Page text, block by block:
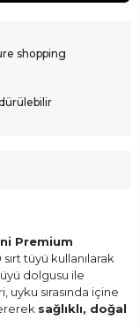
shopping
Premium
sırt tüyü kullanılarak
dolgusu ile
uyku sırasında içine
sağlıklı, doğal